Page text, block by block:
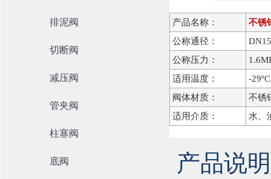
排泥阀
切断阀
减压阀
管夹阀
柱塞阀
底阀
产品名称：
不锈
公称通径：
公称压力：
适用温度：
-
阀体材质：
不锈
适用介质：
水、
产品说明